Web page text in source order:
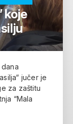
koje
jučer je
za zaštitu
“Mala